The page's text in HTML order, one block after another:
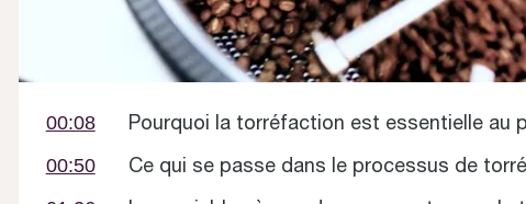
00:08 Pourquoi la torréfaction est essentielle au
00:50 Ce qui se passe dans le processus de